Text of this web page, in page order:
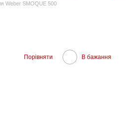
Weber SMOQUE 500
Порівняти В бажання